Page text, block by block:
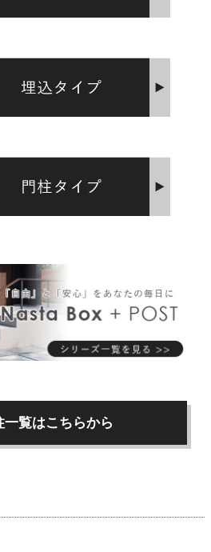
一覧はこちらから